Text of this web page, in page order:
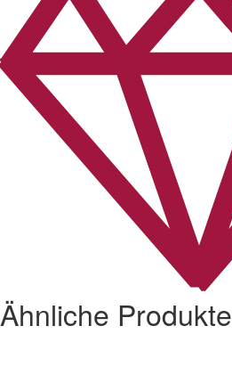
Ähnliche Produkte